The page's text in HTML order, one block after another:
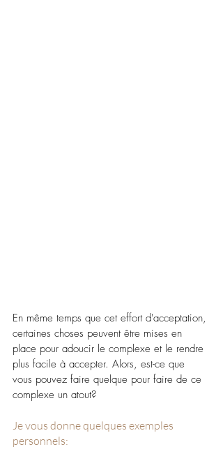
En même temps que cet effort d'acceptation,
certaines choses peuvent être mises en
place pour adoucir le complexe et le rendre
plus facile à accepter. Alors, est-ce que
vous pouvez faire quelque pour faire de ce
complexe un atout?
Je vous donne quelques exemples
personnels: